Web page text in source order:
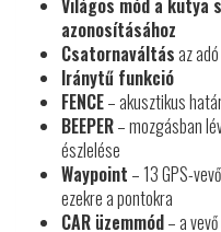
azonosításához
Csatornaváltásaz
Iránytű funkció
FENCE– akusztikus
BEEPER– mozgásban
észlelése
Waypoint – 13 GPS-
ezekre a pontokra
CAR üzemmód– a